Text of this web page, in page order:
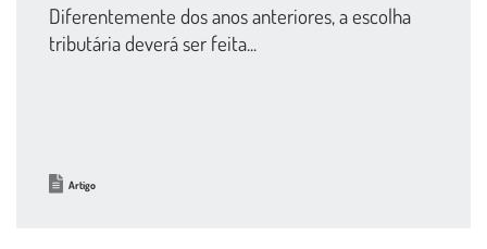
Diferentemente dos anos anteriores, a escolha
tributária deverá ser feita...
Artigo